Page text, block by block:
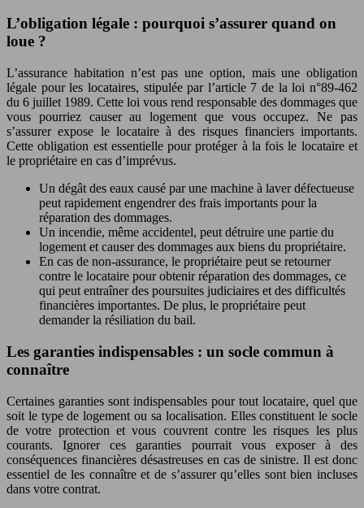
L’obligation légale : pourquoi s’assurer quand on
loue ?
L’assurance habitation n’est pas une option, mais une obligation
légale pour les locataires, stipulée par l’article 7 de la loi n°89-462
du 6 juillet 1989. Cette loi vous rend responsable des dommages que
vous pourriez causer au logement que vous occupez. Ne pas
s’assurer expose le locataire à des risques financiers importants.
Cette obligation est essentielle pour protéger à la fois le locataire et
le propriétaire en cas d’imprévus.
Un dégât des eaux causé par une machine à laver défectueuse
peut rapidement engendrer des frais importants pour la
réparation des dommages.
Un incendie, même accidentel, peut détruire une partie du
logement et causer des dommages aux biens du propriétaire.
En cas de non-assurance, le propriétaire peut se retourner
contre le locataire pour obtenir réparation des dommages, ce
qui peut entraîner des poursuites judiciaires et des difficultés
financières importantes. De plus, le propriétaire peut
demander la résiliation du bail.
Les garanties indispensables : un socle commun à
connaître
Certaines garanties sont indispensables pour tout locataire, quel que
soit le type de logement ou sa localisation. Elles constituent le socle
de votre protection et vous couvrent contre les risques les plus
courants. Ignorer ces garanties pourrait vous exposer à des
conséquences financières désastreuses en cas de sinistre. Il est donc
essentiel de les connaître et de s’assurer qu’elles sont bien incluses
dans votre contrat.